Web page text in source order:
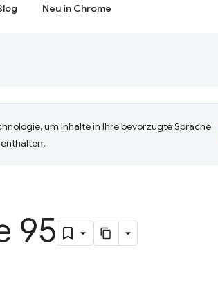
Neu in Chrome
um Inhalte in Ihre bevorzugte Sprache
95